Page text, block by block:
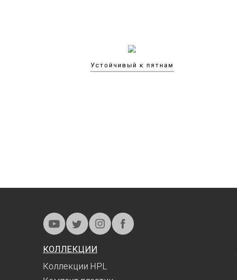
Устойчивый к пятнам
КОЛЛЕКЦИИ
Коллекции HPL